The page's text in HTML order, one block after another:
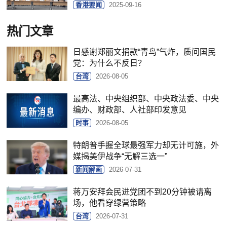
香港要闻 2025-09-16
热门文章
日感谢郑丽文捐款“青鸟”气炸，质问国民
党：为什么不反日？
台湾 2026-08-05
最高法、中央组织部、中央政法委、中央
编办、财政部、人社部印发意见
时事 2026-08-05
特朗普手握全球最强军力却无计可施，外
媒揭美伊战争“无解三选一”
新闻解画 2026-07-31
蒋万安拜会民进党团不到20分钟被请离
场，他看穿绿营策略
台湾 2026-07-31